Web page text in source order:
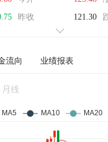
昨收 121.30
流向 业绩报表